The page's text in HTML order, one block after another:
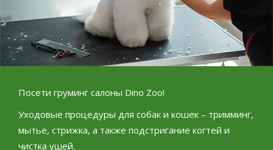
Посети груминг салоны Dino Zoo!
Уходовые процедуры для собак и кошек – тримминг,
мытье, стрижка, а также подстригание когтей и
чистка ушей.